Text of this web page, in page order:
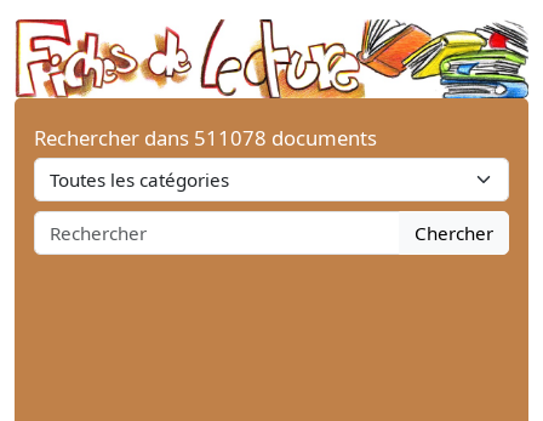
Rechercher dans 511078 documents
Chercher